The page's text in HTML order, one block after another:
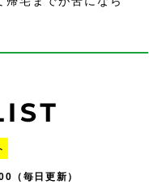
（毎日更新）